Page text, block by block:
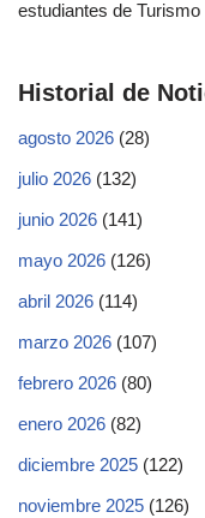
estudiantes de Turismo
Historial de
agosto 2026 (28)
julio 2026 (132)
junio 2026 (141)
mayo 2026 (126)
abril 2026 (114)
marzo 2026 (107)
febrero 2026 (80)
enero 2026 (82)
diciembre 2025 (122)
noviembre 2025 (126)